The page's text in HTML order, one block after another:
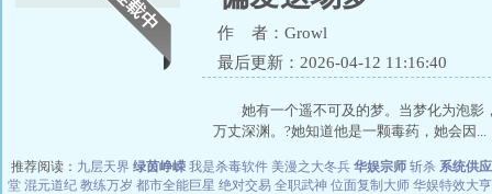
作 者：Growl
最后更新：2026-04-12 11:16:40
她有一个遥不可及的梦。当梦化为泡
万丈深渊。?她知道他是一颗毒药，她会因...
推荐阅读： 九层天界 绿茵峥嵘 我是杀毒软件 美漫之大冬兵 华娱宗师 斩杀 系统供
堂 混元道纪 教练万岁 都市全能巨星 绝对交易 全职武神 位面复制大师 华娱特效大亨